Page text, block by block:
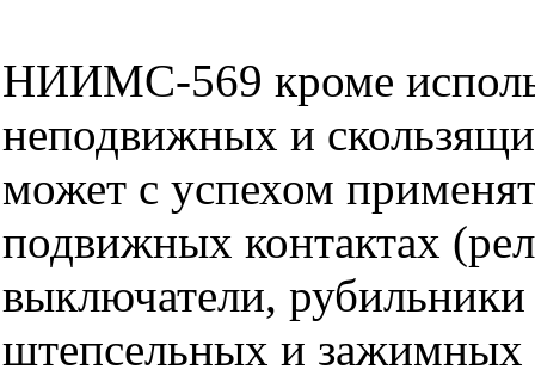
НИИМС-569 кроме
неподвижных и
может с успехом
подвижных контактах
выключатели, рубильники
штепсельных и зажимных